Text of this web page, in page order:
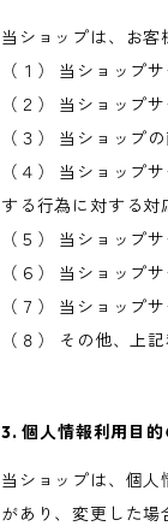
当ショップは、お客
（１） 当ショップ
（２） 当ショップ
（３） 当ショップ
（４） 当ショップ
する行為に対する対
（５） 当ショップ
（６） 当ショップ
（７） 当ショップ
（８） その他、上
3. 個人情報利用目的
当ショップは、個
があり、変更した場